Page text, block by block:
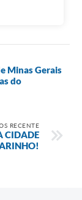
Minas Gerais
do
RECENTE
CIDADE